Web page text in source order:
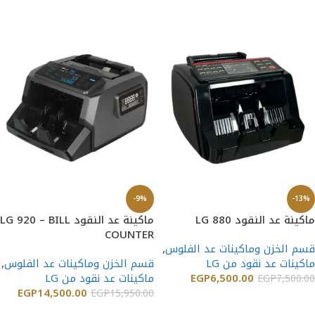
-13%
ماكينة عد النقود LG 880
قسم الخزن وماكينات عد الفلوس,
ماكينات عد نقود من LG
EGP7,500.00
EGP6,500.00
-9%
ماكينة عد النقود LG 920 – BILL
COUNTER
قسم الخزن وماكينات عد الفلوس,
ماكينات عد نقود من LG
EGP15,950.00
EGP14,500.00